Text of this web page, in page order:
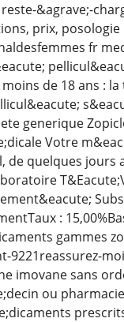
&agrave;-
prix,
fr
de 18 ans :
generique
Votre
quelques jours
:
gammes
imovane sans
ou